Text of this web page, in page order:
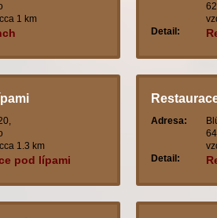
1 km
Detail:
1.3 km
pod lípami
Adresa:
Detail: